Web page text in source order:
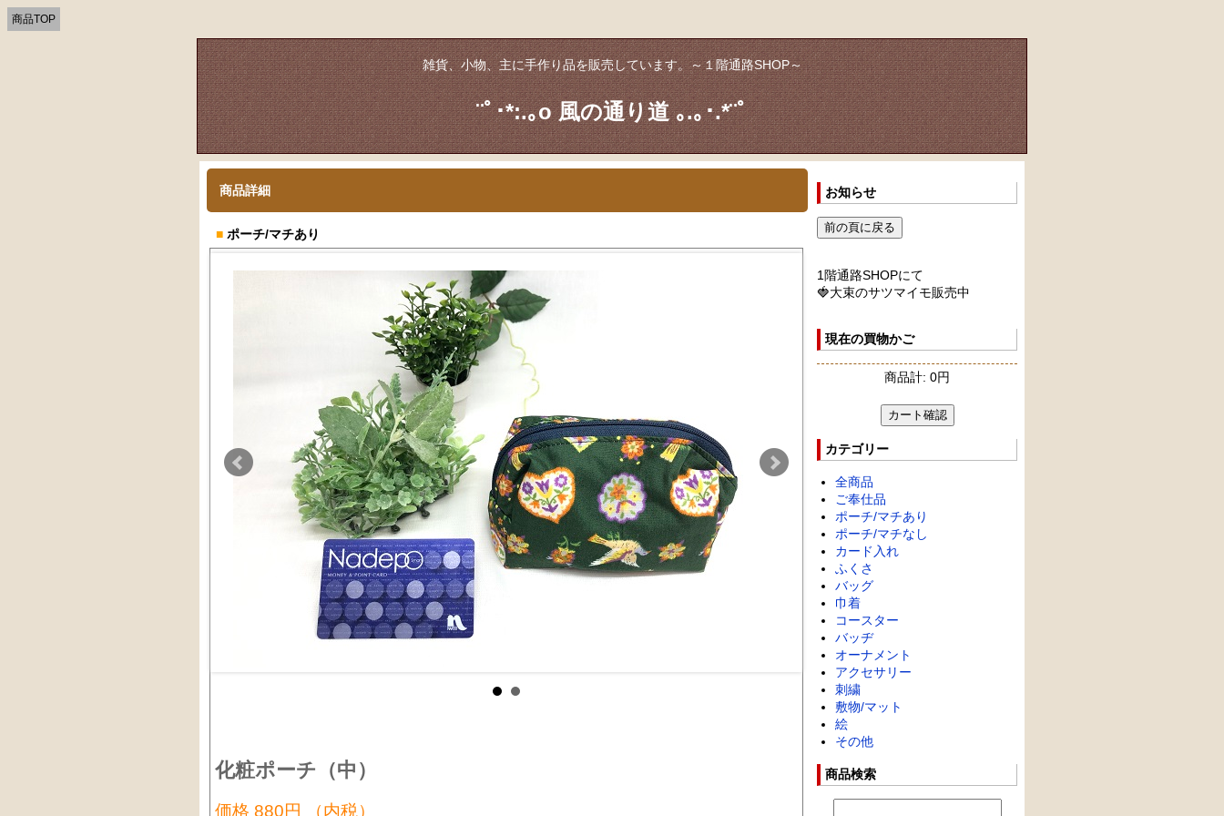
商品TOP
雑貨、小物、主に手作り品を販売しています。～１階通路SHOP～
¨ﾟ･*:.｡o 風の通り道 ｡.｡･.*¨ﾟ
商品詳細
■ ポーチ/マチあり
化粧ポーチ（中）
価格 880円 （内税）
お知らせ
1階通路SHOPにて
🍓大束のサツマイモ販売中
現在の買物かご
商品計: 0円
カテゴリー
全商品
ご奉仕品
ポーチ/マチあり
ポーチ/マチなし
カード入れ
ふくさ
バッグ
巾着
コースター
バッヂ
オーナメント
アクセサリー
刺繍
敷物/マット
絵
その他
商品検索